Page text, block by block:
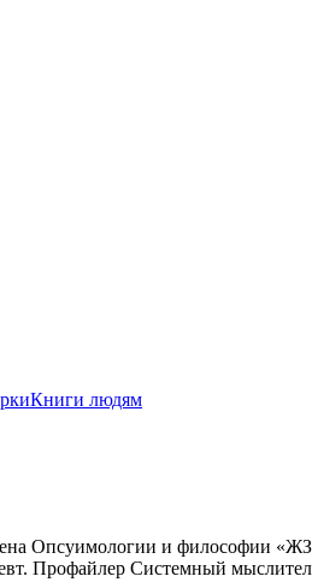
Книги людям
Опсуимологии и философии
Профайлер Системный